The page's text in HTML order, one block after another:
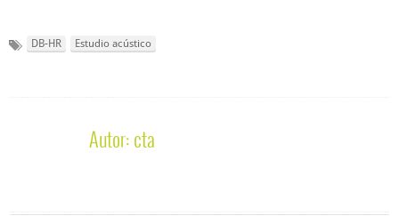
DB-HR Estudio acústico
Autor: cta